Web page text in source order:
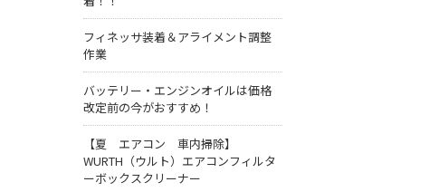
フィネッサ装着＆アライメント調整
作業
バッテリー・エンジンオイルは価格
改定前の今がおすすめ！
【夏 エアコン 車内掃除】
WURTH（ウルト）エアコンフィルタ
ーボックスクリーナー